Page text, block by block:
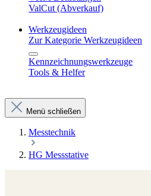
ValCut (Abverkauf)
Werkzeugideen
Zur Kategorie Werkzeugideen
Kennzeichnungswerkzeuge
Tools & Helfer
Menü schließen
Messtechnik
HG Messstative